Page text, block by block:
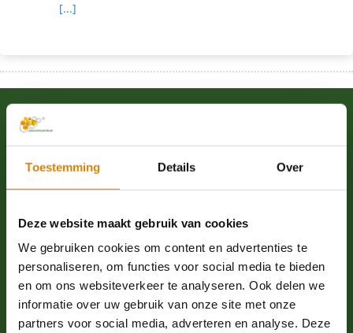
Toestemming Details Over
Deze website maakt gebruik van cookies
We gebruiken cookies om content en advertenties te
personaliseren, om functies voor social media te bieden
en om ons websiteverkeer te analyseren. Ook delen we
informatie over uw gebruik van onze site met onze
partners voor social media, adverteren en analyse. Deze
[...]
Kom in actie
Word donateur
Word ambassadeur
Leer over bijen
Schrijf je in voor de nieuwsbrief
Nalatenschap